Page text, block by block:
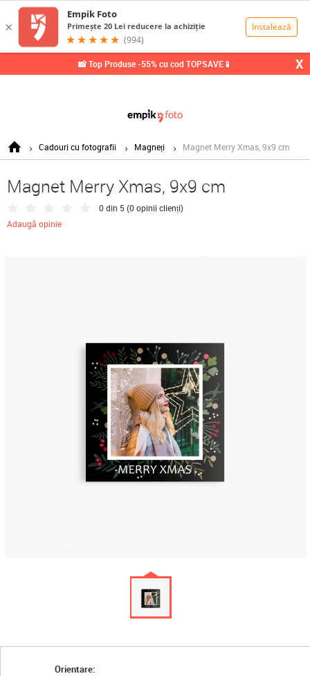
📸 Top Produse -55% cu cod TOPSAVE📱 X
Cadouri cu fotografii Magneți Magnet Merry Xmas, 9x9 cm
Magnet Merry Xmas, 9x9 cm
0 din 5 (0 opinii clienți)
Adaugă opinie
Orientare: